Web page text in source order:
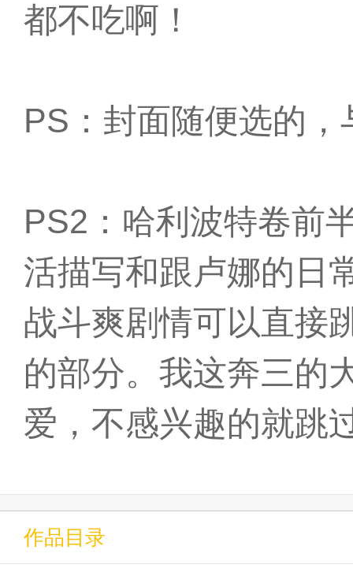
都不吃啊！
PS：封面随便选的，
PS2：哈利波特卷前
活描写和跟卢娜的日
战斗爽剧情可以直接
的部分。我这奔三的
爱，不感兴趣的就跳
作品目录